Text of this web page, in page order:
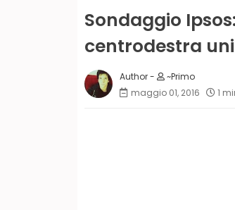
Sondaggio
centrodestra
~Primo
maggio 01, 2016
1